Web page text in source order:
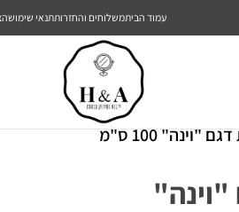
עמוד הביתמשלוחים והחזרותתנאי שימוש
דגם "וינה"